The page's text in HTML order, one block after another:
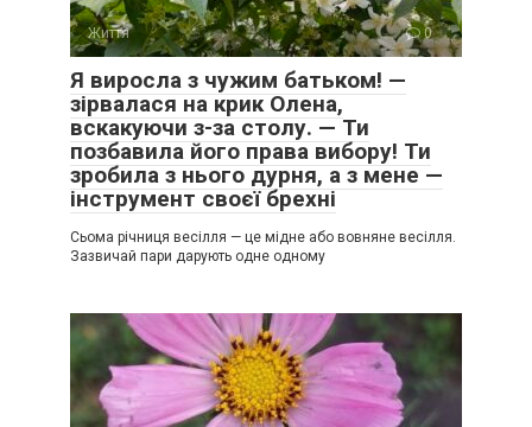
Життя 0
Я виросла з чужим батьком! —
зірвалася на крик Олена,
вскакуючи з-за столу. — Ти
позбавила його права вибору! Ти
зробила з нього дурня, а з мене —
інструмент своєї брехні
Сьома річниця весілля — це мідне або вовняне весілля.
Зазвичай пари дарують одне одному